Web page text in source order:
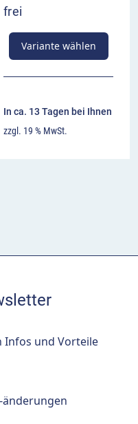
frei
Variante wählen
In ca. 13 Tagen bei Ihnen
zzgl. 19 % MwSt.
Infos und Vorteile